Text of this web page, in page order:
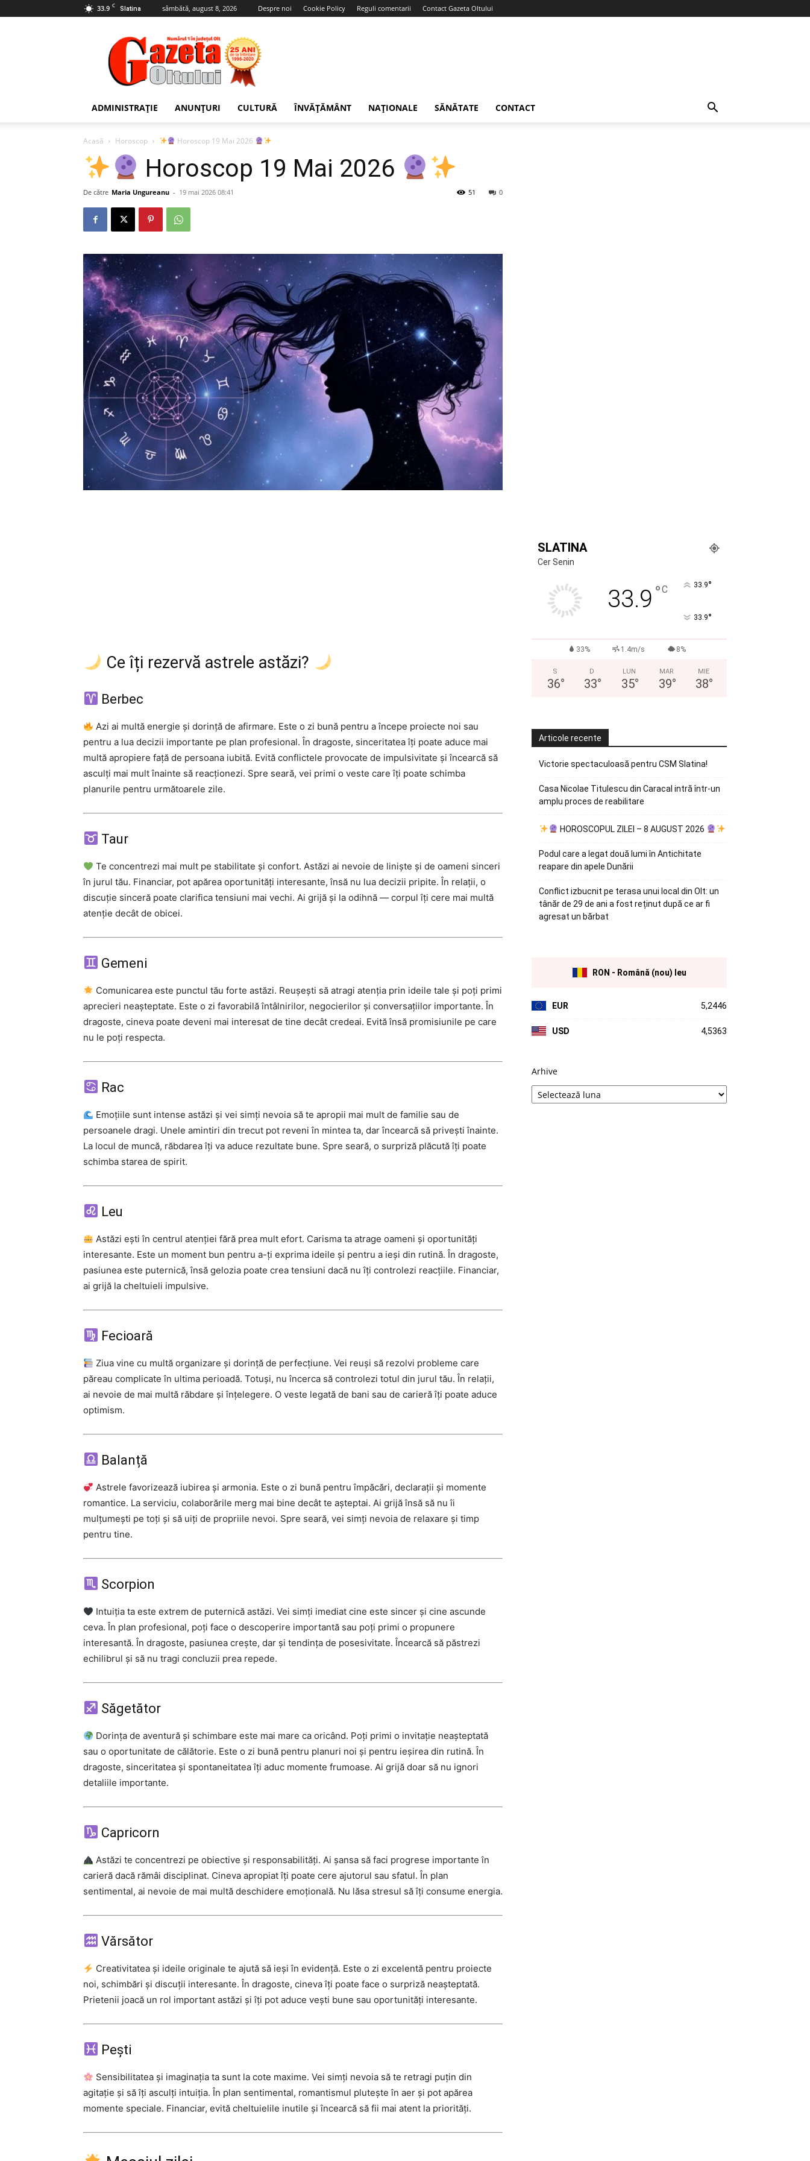
33.9 C Slatina sâmbătă, august 8, 2026 Despre noi Cookie Policy Reguli comentarii Contact Gazeta Oltului
Gazeta
Oltului
ADMINISTRAȚIE ANUNȚURI CULTURĂ ÎNVĂȚĂMÂNT NAȚIONALE SĂNĂTATE CONTACT
Acasă Horoscop Horoscop 19 Mai 2026
Horoscop 19 Mai 2026
De către Maria Ungureanu - 19 mai 2026 08:41 0
51
Ce îți rezervă astrele astăzi?
Berbec
Azi ai multă energie și dorință de afirmare. Este o zi bună pentru a începe proiecte noi sau
pentru a lua decizii importante pe plan profesional. În dragoste, sinceritatea îți poate aduce mai
multă apropiere față de persoana iubită. Evită conflictele provocate de impulsivitate și încearcă să
asculți mai mult înainte să reacționezi. Spre seară, vei primi o veste care îți poate schimba
planurile pentru următoarele zile.
Taur
Te concentrezi mai mult pe stabilitate și confort. Astăzi ai nevoie de liniște și de oameni sinceri
în jurul tău. Financiar, pot apărea oportunități interesante, însă nu lua decizii pripite. În relații, o
discuție sinceră poate clarifica tensiuni mai vechi. Ai grijă și la odihnă — corpul îți cere mai multă
atenție decât de obicei.
Gemeni
Comunicarea este punctul tău forte astăzi. Reușești să atragi atenția prin ideile tale și poți primi
aprecieri neașteptate. Este o zi favorabilă întâlnirilor, negocierilor și conversațiilor importante. În
dragoste, cineva poate deveni mai interesat de tine decât credeai. Evită însă promisiunile pe care
nu le poți respecta.
Rac
Emoțiile sunt intense astăzi și vei simți nevoia să te apropii mai mult de familie sau de
persoanele dragi. Unele amintiri din trecut pot reveni în mintea ta, dar încearcă să privești înainte.
La locul de muncă, răbdarea îți va aduce rezultate bune. Spre seară, o surpriză plăcută îți poate
schimba starea de spirit.
Leu
Astăzi ești în centrul atenției fără prea mult efort. Carisma ta atrage oameni și oportunități
interesante. Este un moment bun pentru a-ți exprima ideile și pentru a ieși din rutină. În dragoste,
pasiunea este puternică, însă gelozia poate crea tensiuni dacă nu îți controlezi reacțiile. Financiar,
ai grijă la cheltuieli impulsive.
Fecioară
Ziua vine cu multă organizare și dorință de perfecțiune. Vei reuși să rezolvi probleme care
păreau complicate în ultima perioadă. Totuși, nu încerca să controlezi totul din jurul tău. În relații,
ai nevoie de mai multă răbdare și înțelegere. O veste legată de bani sau de carieră îți poate aduce
optimism.
Balanță
Astrele favorizează iubirea și armonia. Este o zi bună pentru împăcări, declarații și momente
romantice. La serviciu, colaborările merg mai bine decât te așteptai. Ai grijă însă să nu îi
mulțumești pe toți și să uiți de propriile nevoi. Spre seară, vei simți nevoia de relaxare și timp
pentru tine.
Scorpion
Intuiția ta este extrem de puternică astăzi. Vei simți imediat cine este sincer și cine ascunde
ceva. În plan profesional, poți face o descoperire importantă sau poți primi o propunere
interesantă. În dragoste, pasiunea crește, dar și tendința de posesivitate. Încearcă să păstrezi
echilibrul și să nu tragi concluzii prea repede.
Săgetător
Dorința de aventură și schimbare este mai mare ca oricând. Poți primi o invitație neașteptată
sau o oportunitate de călătorie. Este o zi bună pentru planuri noi și pentru ieșirea din rutină. În
dragoste, sinceritatea și spontaneitatea îți aduc momente frumoase. Ai grijă doar să nu ignori
detaliile importante.
Capricorn
Astăzi te concentrezi pe obiective și responsabilități. Ai șansa să faci progrese importante în
carieră dacă rămâi disciplinat. Cineva apropiat îți poate cere ajutorul sau sfatul. În plan
sentimental, ai nevoie de mai multă deschidere emoțională. Nu lăsa stresul să îți consume energia.
Vărsător
Creativitatea și ideile originale te ajută să ieși în evidență. Este o zi excelentă pentru proiecte
noi, schimbări și discuții interesante. În dragoste, cineva îți poate face o surpriză neașteptată.
Prietenii joacă un rol important astăzi și îți pot aduce vești bune sau oportunități interesante.
Pești
Sensibilitatea și imaginația ta sunt la cote maxime. Vei simți nevoia să te retragi puțin din
agitație și să îți asculți intuiția. În plan sentimental, romantismul plutește în aer și pot apărea
momente speciale. Financiar, evită cheltuielile inutile și încearcă să fii mai atent la priorități.
SLATINA
Cer Senin
33.9 °C 33.9°
33.9°
33% 1.4m/s 8%
S
36°
D
33°
LUN
35°
MAR
39°
MIE
38°
Articole recente
Victorie spectaculoasă pentru CSM Slatina!
Casa Nicolae Titulescu din Caracal intră într-un
amplu proces de reabilitare
HOROSCOPUL ZILEI – 8 AUGUST 2026
Podul care a legat două lumi în Antichitate
reapare din apele Dunării
Conflict izbucnit pe terasa unui local din Olt: un
tânăr de 29 de ani a fost reținut după ce ar fi
agresat un bărbat
RON - Română (nou) leu
EUR 5,2446
USD 4,5363
Arhive